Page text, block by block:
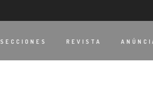
SECCIONES REVISTA